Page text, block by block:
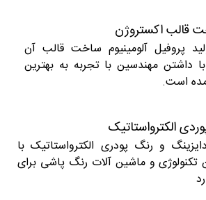
قالب اکستروژن
پروفیل آلومینیوم ساخت قالب آن
داشتن مهندسین با تجربه به بهترین
است.
الکترواستاتیک
و رنگ پودری الکترواستاتیک با
تکنولوژی و ماشین آلات رنگ پاشی برای